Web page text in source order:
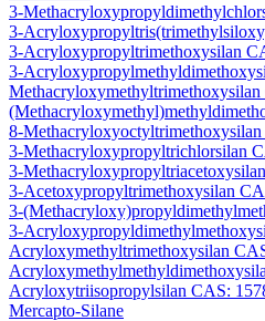
3-
3-
3-Acryloxypropyltrimethoxysilan
3-
8-
3-Methacryloxypropyltrichlorsilan
3-
3-Acetoxypropyltrimethoxysilan
3-
3-
Acryloxymethyltrimethoxysilan
Acryloxytriisopropylsilan CAS:
Mercapto-Silane